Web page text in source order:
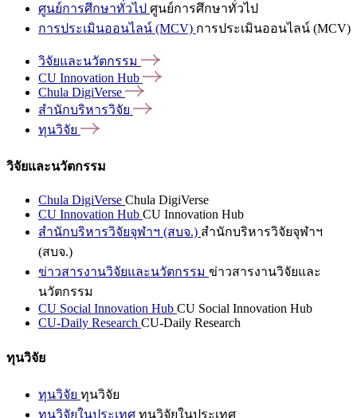
ศูนย์การศึกษาทั่วไป ศูนย์การศึกษาทั่วไป
การประเมินออนไลน์ (MCV) การประเมินออนไลน์ (MCV)
วิจัยและนวัตกรรม
CU Innovation Hub
Chula DigiVerse
สำนักบริหารวิจัย
ทุนวิจัย
วิจัยและนวัตกรรม
Chula DigiVerse Chula DigiVerse
CU Innovation Hub CU Innovation Hub
สำนักบริหารวิจัยจุฬาฯ (สบจ.) สำนักบริหารวิจัยจุฬาฯ
(สบจ.)
ข่าวสารงานวิจัยและนวัตกรรม ข่าวสารงานวิจัยและ
นวัตกรรม
CU Social Innovation Hub CU Social Innovation Hub
CU-Daily Research CU-Daily Research
ทุนวิจัย
ทุนวิจัย ทุนวิจัย
ทุนวิจัยในประเทศ ทุนวิจัยในประเทศ